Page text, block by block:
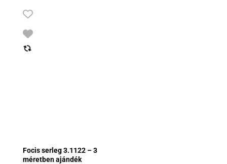
Focis serleg 3.1122 – 3
méretben ajándék